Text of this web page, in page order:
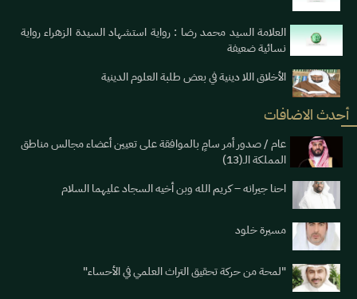
العلامة السيد محمد رضا : رواية استشهاد السيدة الزهراء رواية
نسائية ضعيفة
الأخلاق اللا دينية في بعض طلبة العلوم الدينية
أحدث الاضافات
عام / صدور أمر سامٍ بالموافقة على تعيين أعضاء مجالس مناطق
المملكة الـ(13)
احنا جيرانه – كريم الله وبن أخيه السجاد عليهما السلام
مسيرة خلود
"لمحة من حركة تحقيق التراث العلمي في الأحساء"